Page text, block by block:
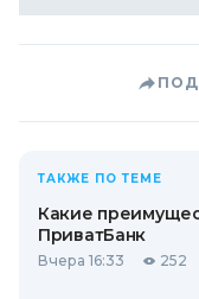
ТАКЖЕ ПО ТЕМЕ
Какие
ПриватБанк
Вчера 16:33 252